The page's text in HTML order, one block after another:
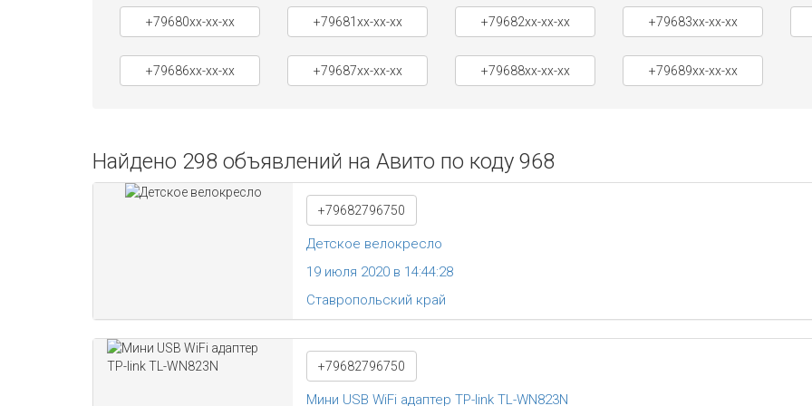
+79680xx-xx-xx +79681xx-xx-xx +79682xx-xx-xx +79683xx-xx-xx
+79686xx-xx-xx +79687xx-xx-xx +79688xx-xx-xx +79689xx-xx-xx
Найдено 298 объявлений на Авито по коду 968
+79682796750
Детское велокресло
19 июля 2020 в 14:44:28
Ставропольский край
+79682796750
Мини USB WiFi адаптер TP-link TL-WN823N